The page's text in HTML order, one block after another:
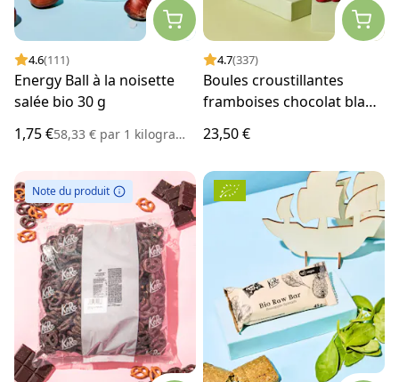
4.6(111)
Energy Ball à la noisette
salée bio 30 g
1,75 €58,33 € par 1 kilogramme
4.7(337)
Boules croustillantes
framboises chocolat blanc
23,50 €
Note du produit